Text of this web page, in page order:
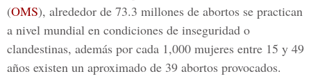
(OMS), alrededor de 73.3 millones de abortos se practican
a nivel mundial en condiciones de inseguridad o
clandestinas, además por cada 1,000 mujeres entre 15 y 49
años existen un aproximado de 39 abortos provocados.